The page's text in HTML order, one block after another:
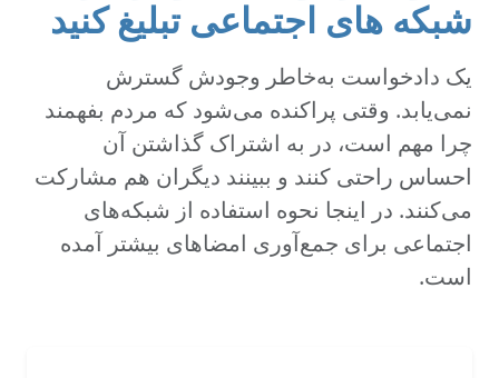
شبکه های اجتماعی تبلیغ کنید
یک دادخواست به‌خاطر وجودش گسترش
نمی‌یابد. وقتی پراکنده می‌شود که مردم بفهمند
چرا مهم است، در به اشتراک گذاشتن آن
احساس راحتی کنند و ببینند دیگران هم مشارکت
می‌کنند. در اینجا نحوه استفاده از شبکه‌های
اجتماعی برای جمع‌آوری امضاهای بیشتر آمده
است.